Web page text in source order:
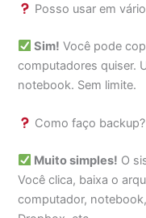
Posso usar em
Sim! Você pode
computadores quiser.
notebook. Sem limite.
Como faço backup?
Muito simples! O
Você clica, baixa o
computador,